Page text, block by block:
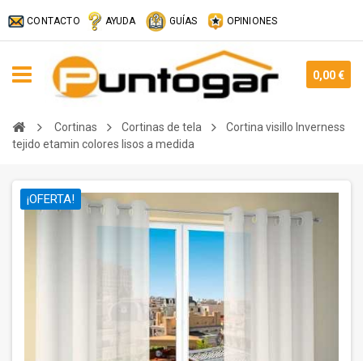
CONTACTO AYUDA GUÍAS OPINIONES
0,00 €
Cortinas Cortinas de tela
Cortina visillo Inverness
tejido etamin colores lisos a medida
¡OFERTA!